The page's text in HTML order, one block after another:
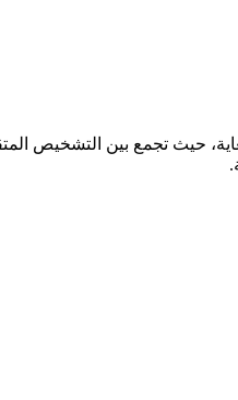
حيث تجمع بين التشخيص